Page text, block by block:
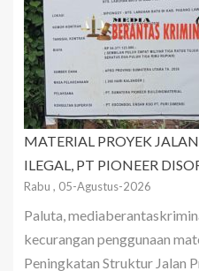
MATERIAL PROYEK
ILEGAL, PT PIONEER
Rabu , 05-Agustus-2026
Paluta,
kecurangan penggunaan
Peningkatan Struktur Jalan